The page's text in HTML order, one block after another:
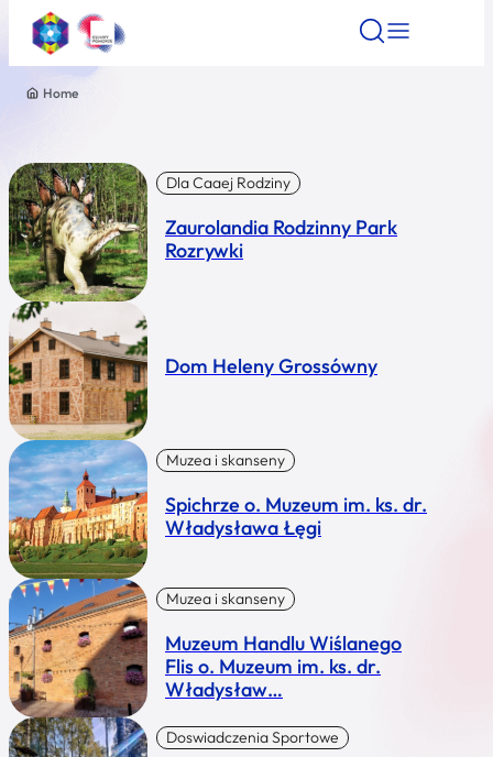
Nazwa atrakcji
Miasto
Kategoria
Home
Dla Caaej Rodziny
Zaurolandia Rodzinny Park
Rozrywki
Dom Heleny Grossówny
Muzea i skanseny
Spichrze o. Muzeum im. ks. dr.
Władysława Łęgi
Muzea i skanseny
Muzeum Handlu Wiślanego
Flis o. Muzeum im. ks. dr.
Władysław…
Doswiadczenia Sportowe